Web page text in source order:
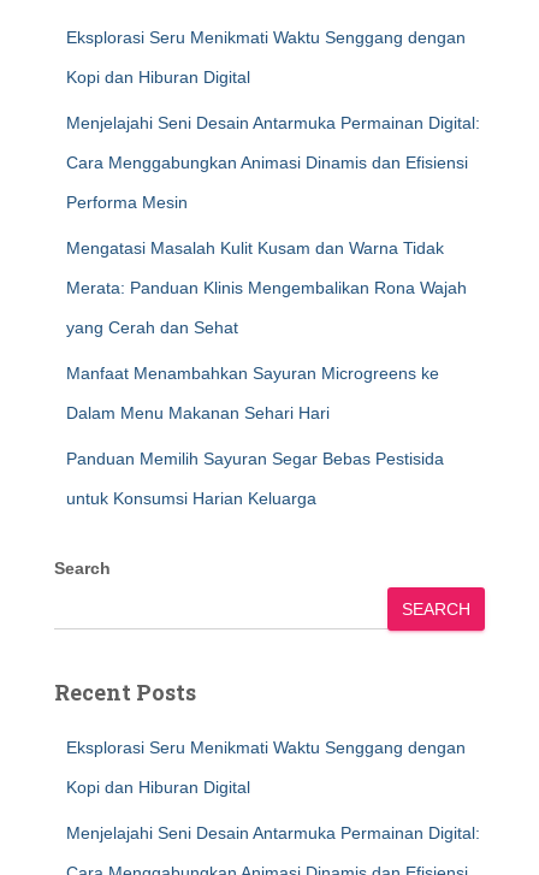
Eksplorasi Seru Menikmati Waktu Senggang dengan
Kopi dan Hiburan Digital
Menjelajahi Seni Desain Antarmuka Permainan Digital:
Cara Menggabungkan Animasi Dinamis dan Efisiensi
Performa Mesin
Mengatasi Masalah Kulit Kusam dan Warna Tidak
Merata: Panduan Klinis Mengembalikan Rona Wajah
yang Cerah dan Sehat
Manfaat Menambahkan Sayuran Microgreens ke
Dalam Menu Makanan Sehari Hari
Panduan Memilih Sayuran Segar Bebas Pestisida
untuk Konsumsi Harian Keluarga
Search
SEARCH
Recent Posts
Eksplorasi Seru Menikmati Waktu Senggang dengan
Kopi dan Hiburan Digital
Menjelajahi Seni Desain Antarmuka Permainan Digital: